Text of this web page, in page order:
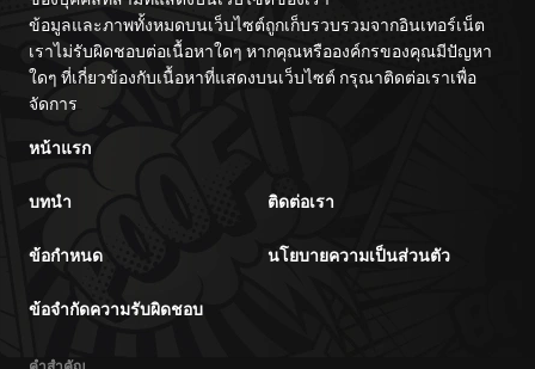
ข้อมูลและภาพทั้งหมดบนเว็บไซต์ถูกเก็บรวบรวมจากอินเทอร์เน็ต
เราไม่รับผิดชอบต่อเนื้อหาใดๆ หากคุณหรือองค์กรของคุณมีปัญหา
ใดๆ ที่เกี่ยวข้องกับเนื้อหาที่แสดงบนเว็บไซต์ กรุณาติดต่อเราเพื่อ
จัดการ
หน้าแรก
บทนำ ติดต่อเรา
ข้อกำหนด นโยบายความเป็นส่วนตัว
ข้อจำกัดความรับผิดชอบ